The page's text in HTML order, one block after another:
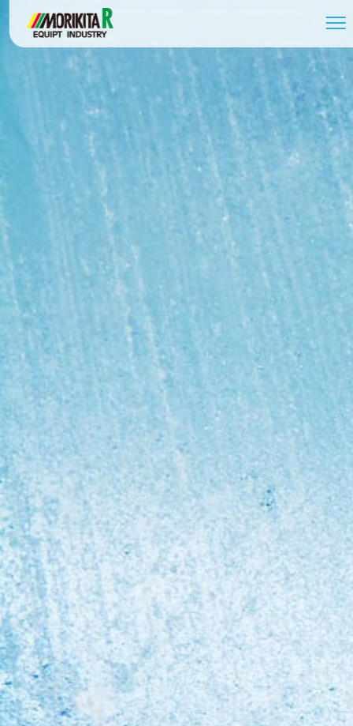
058-279-2739
受付時間 / 8:30～17:30
お問い合わせ